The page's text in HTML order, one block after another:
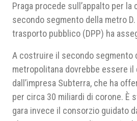
Area riservata
Praga procede sull’appalto per la
secondo segmento della metro D.
trasporto pubblico (DPP) ha
A costruire il secondo segmento
metropolitana dovrebbe essere
dall’impresa Subterra, che ha
per circa 30 miliardi di corone. È
gara invece il consorzio guidato